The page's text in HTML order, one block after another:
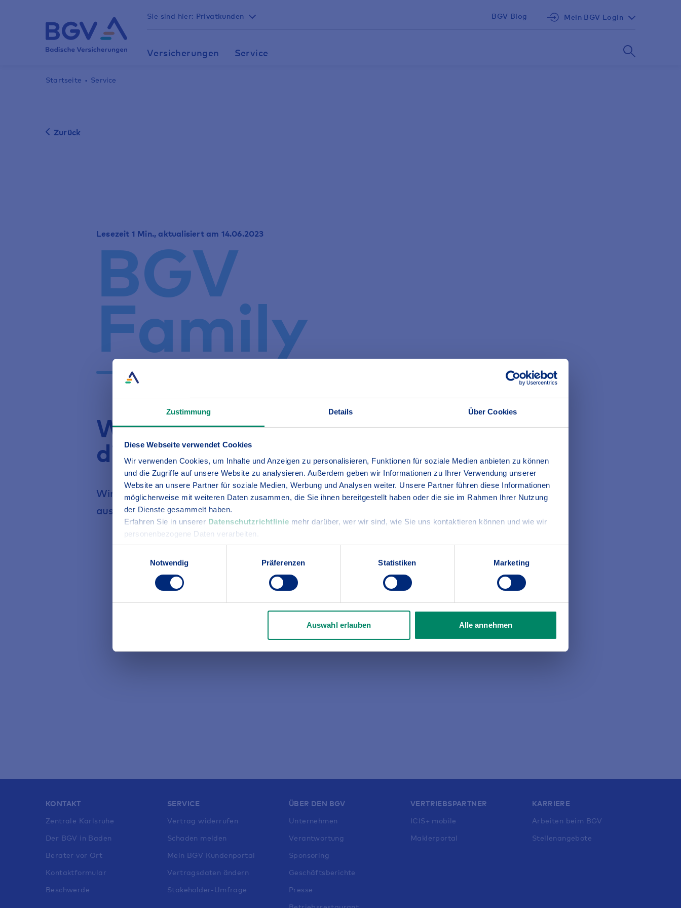
Zustimmung Details Über Cookies
Diese Webseite verwendet Cookies
Wir verwenden Cookies, um Inhalte und Anzeigen zu personalisieren, Funktionen für soziale Medien anbieten zu können
und die Zugriffe auf unsere Website zu analysieren. Außerdem geben wir Informationen zu Ihrer Verwendung unserer
Website an unsere Partner für soziale Medien, Werbung und Analysen weiter. Unsere Partner führen diese Informationen
möglicherweise mit weiteren Daten zusammen, die Sie ihnen bereitgestellt haben oder die sie im Rahmen Ihrer Nutzung
der Dienste gesammelt haben.
Erfahren Sie in unserer Datenschutzrichtlinie mehr darüber, wer wir sind, wie Sie uns kontaktieren können und wie wir
personenbezogene Daten verarbeiten.
Notwendig
Präferenzen Statistiken Marketing
Auswahl erlauben Alle annehmen
Sie sind hier: Privatkunden BGV Blog Mein BGV Login
Versicherungen Service
Startseite Service
Zurück
Lesezeit 1 Min., aktualisiert am 14.06.2023
BGV
Family
Wir feiern, Sie bekommen
die Geschenke!
Wir feiern Jubiläum und mit etwas Glück dürfen Sie ein Geschenk
auspacken!
Zum 100-jährigen Jubiläum des BGV verlosen wirjeden Monat1 Aufenthalt für 4 Personen im
Europa-Park Erlebnis-Resort und 5 x 2 Eintrittskarten für den Freizeitpark.
KONTAKT
Zentrale Karlsruhe
Der BGV in Baden
Berater vor Ort
Kontaktformular
Beschwerde
SERVICE
Vertrag widerrufen
Schaden melden
Mein BGV Kundenportal
Vertragsdaten ändern
Stakeholder-Umfrage
ÜBER DEN BGV
Unternehmen
Verantwortung
Sponsoring
Geschäftsberichte
Presse
VERTRIEBSPARTNER
ICIS+ mobile
Maklerportal
KARRIERE
Arbeiten beim BGV
Stellenangebote